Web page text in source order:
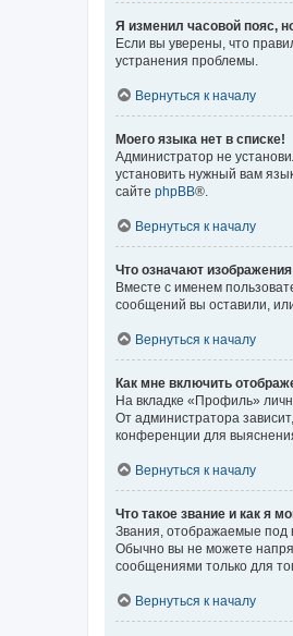
Я изменил часовой пояс,
Если вы уверены, что
устранения проблемы.
Вернуться к началу
Моего языка нет в списке!
Администратор не
установить нужный вам
сайте phpBB®.
Вернуться к началу
Что означают
Вместе с именем
сообщений вы оставили,
Вернуться к началу
Как мне включить
На вкладке «Профиль»
От администратора
конференции для
Вернуться к началу
Что такое звание и как я
Звания, отображаемые под
Обычно вы не можете
сообщениями только для
Вернуться к началу